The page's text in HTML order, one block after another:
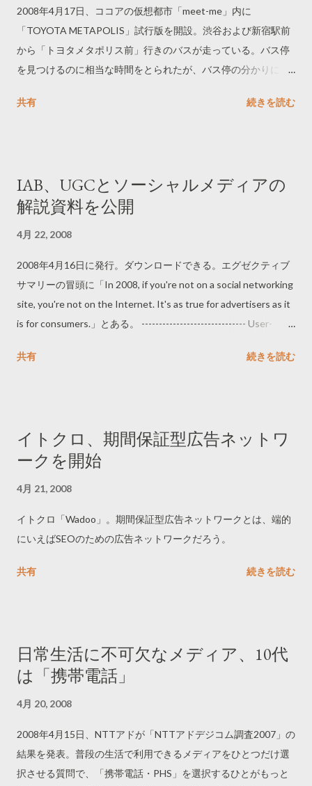
2008年4月17日、ココアの仮想都市「meet-me」内に
「TOYOTA METAPOLIS」試行版を開設。渋谷および新宿駅前
から「トヨタメタポリス前」行きのバスが走っている。バス停
を見つけるのに相当な時間をとられたが、バス停の分かりにく
共有
続きを読む
IAB、UGCとソーシャルメディアの
解説資料を公開
4月 22, 2008
2008年4月16日に発行。ダウンロードできる。エグゼクティブ
サマリーの冒頭に「In 2008, if you're not on a social networking
site, you're not on the Internet. It's as true for advertisers as it
is for consumers.」とある。 ------------------------------ User-
http://www.iab.net/media/file/2008_ugc_platform.pdf ------------
共有 続きを読む
イトクロ、期間保証型広告ネットワ
ークを開始
4月 21, 2008
イトクロ「Wadoo」。期間保証型広告ネットワークとは、端的
にいえばSEOのための広告ネットワークだろう。
共有 続きを読む
日常生活に不可欠なメディア、10代
は「携帯電話」
4月 20, 2008
2008年4月15日、NTTアドが「NTTアドデジコム調査2007」の
結果を発表。普段の生活で利用できるメディアをひとつだけ選
択させる質問で、「携帯電話・PHS」を選択するひとがもっと